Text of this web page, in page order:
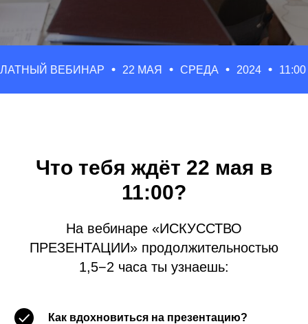
22 МАЯ СРЕДА 2024 11:00 ПО МСК
Что тебя ждёт 22 мая в
11:00?
На вебинаре «ИСКУССТВО
ПРЕЗЕНТАЦИИ» продолжительностью
1,5−2 часа ты узнаешь:
Как вдохновиться на презентацию?